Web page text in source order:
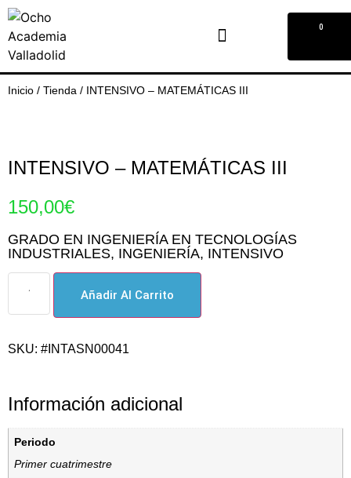
0
Inicio / Tienda / INTENSIVO – MATEMÁTICAS III
INTENSIVO – MATEMÁTICAS III
150,00€
GRADO EN INGENIERÍA EN TECNOLOGÍAS
INDUSTRIALES, INGENIERÍA, INTENSIVO
Añadir Al Carrito
SKU: #INTASN00041
Información adicional
Periodo
Primer cuatrimestre